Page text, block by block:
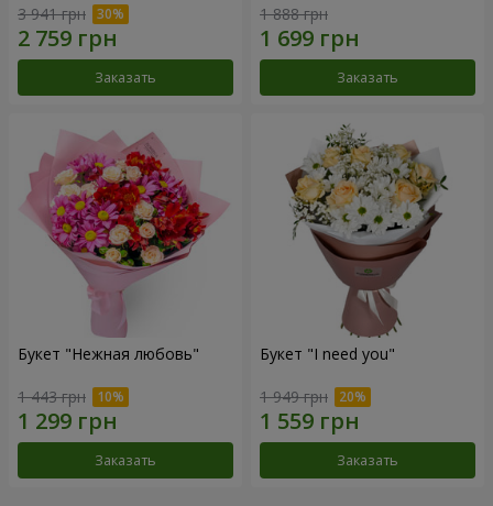
3 941 грн
Заказать
1 888 грн
Заказать
Букет "Нежная любовь"
1 443 грн
Заказать
Букет "I need you"
1 949 грн
Заказать